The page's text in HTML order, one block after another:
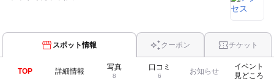
スポット情報 クーポン チケット
TOP 詳細情報 写真
8
口コミ
6
お知らせ
イベント
見どころ